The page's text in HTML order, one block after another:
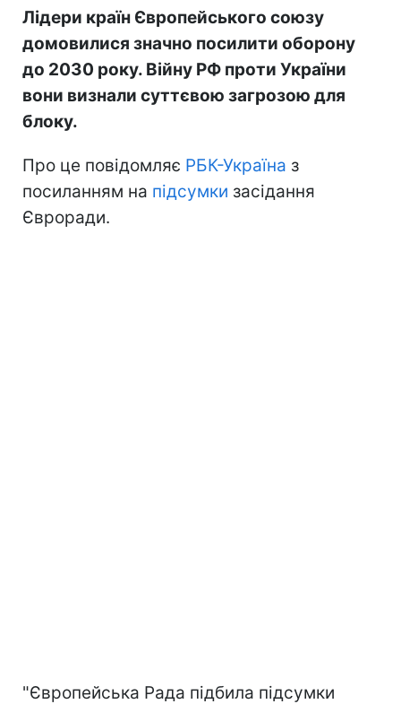
Лідери країн Європейського союзу
домовилися значно посилити оборону
до 2030 року. Війну РФ проти України
вони визнали суттєвою загрозою для
блоку.
Про це повідомляє РБК-Україна з
посиланням на підсумки засідання
Євроради.
"Європейська Рада підбила підсумки